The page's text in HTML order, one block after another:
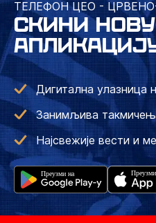
ТЕЛЕФОН ЦЕО -
СКИНИ НОВУ
Дигитална улазница
Занимљива
Најсвежије вести и